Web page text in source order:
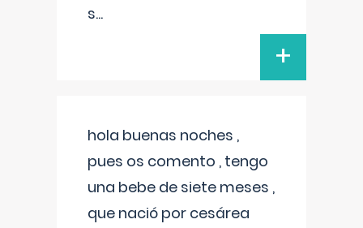
s...
+
hola buenas noches ,
pues os comento , tengo
una bebe de siete meses ,
que nació por cesárea